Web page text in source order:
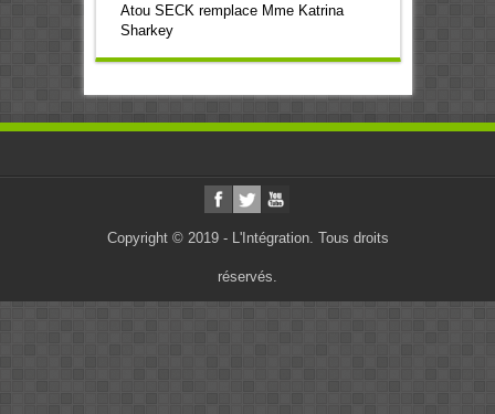
Atou SECK remplace Mme Katrina
Sharkey
Copyright © 2019 - L'Intégration. Tous droits
réservés.